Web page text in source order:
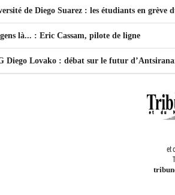
de Diego Suarez : les étudiants en grève
là... : Eric Cassam, pilote de ligne
Diego Lovako : débat sur le futur
et